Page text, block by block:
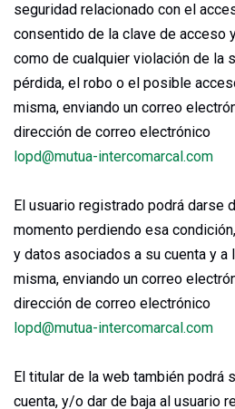
seguridad relacionado con el
consentido de la clave de acceso
como de cualquier violación de la
pérdida, el robo o el posible
misma, enviando un correo
dirección de correo electrónico
lopd@mutua-intercomarcal.com
El usuario registrado podrá darse
momento perdiendo esa
y datos asociados a su cuenta y
misma, enviando un correo
dirección de correo electrónico
lopd@mutua-intercomarcal.com
El titular de la web también podrá
cuenta, y/o dar de baja al usuario